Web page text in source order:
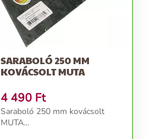
SARABOLÓ 250 MM
KOVÁCSOLT MUTA
4 490 Ft
Saraboló 250 mm kovácsolt
MUTA...